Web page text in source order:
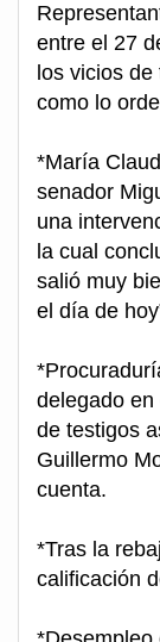
entre el 27
los vicios
como lo
*María
senador
una
la cual
salió muy
el día de
delegado
de testigos
Guillermo
cuenta.
*Tras la
calificación